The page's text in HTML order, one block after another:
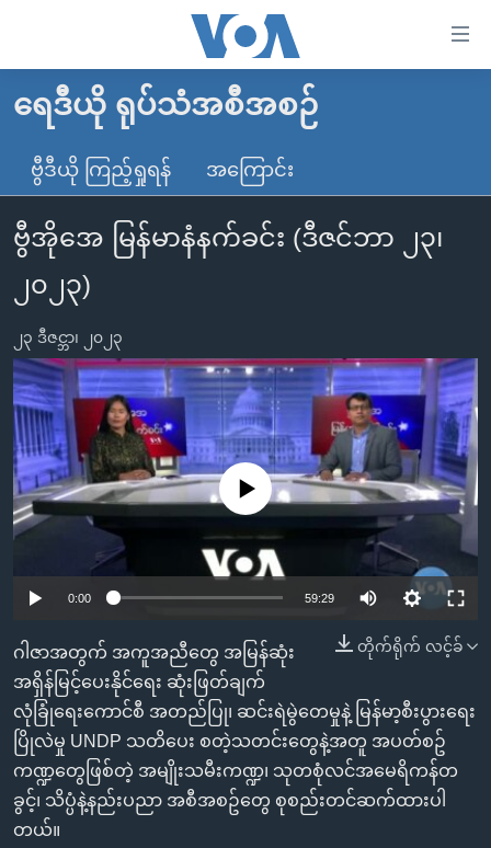
လွယ်ကူ
သည့်
Link
များ
ပင်မ
သို့
ကျော်
ကြည့်
ရန်
ပင်မ
အ
ညွန်း
ကြည့်
ရန်
ရှာဖွေ
ရန်
နေရာ
သို့
ကျော်
မူလစာမျက်နှာ
မြန်မာ
ကမ္ဘာ့သတင်းများ
နိုင်ငံတကာ
အမေရိကန်
အစ္စရေး-ပါလက်စတိုင်း
ဗွီဒီယို
သတင်းလွတ်လပ်ခွင့်
ရပ်ဝန်းတခု လမ်းတခု အလွန်
အင်္ဂလိပ်စာလေ့လာမယ်
အမေရိကန်သုံးအီဒီယံ
မကြေးမုံရဲ့ အင်္ဂလိပ်စာ
ရုပ်ရှင်ထဲက အင်္ဂလိပ်စာ
သုတပဒေသာ အင်္ဂလိပ်စာ
အပတ်စဉ်ကဏ္ဍများ
ရေဒီယို
တီဗွီ
ရေဒီယိုနှင့်ရုပ်သံ အချက်အလက်များ
ရေဒီယို/တီဗွီအစီအစဉ်
Learning English
ဗွီအိုအေ လူမှုကွန်ယက်များ
ဘာသာစကားများ
ရေဒီယို ရုပ်သံအစီအစဉ်
ဗွီဒီယို ကြည့်ရှုရန် အကြောင်း
ဗွီအိုအေ မြန်မာနံနက်ခင်း (ဒီဇင်ဘာ ၂၃၊
၂၀၂၃)
၂၃ ဒီဇင္ဘာ၊ ၂၀၂၃
No media source currently available
0:00 59:29
တိုက်ရိုက် လင့်ခ်
ဂါဇာအတွက် အကူအညီတွေ အမြန်ဆုံး
အရှိန်မြင့်ပေးနိုင်ရေး ဆုံးဖြတ်ချက်
လုံခြုံရေးကောင်စီ အတည်ပြု၊ ဆင်းရဲမွဲတေမှုနဲ့ မြန်မာ့စီးပွားရေး
ပြိုလဲမှု UNDP သတိပေး စတဲ့သတင်းတွေနဲ့အတူ အပတ်စဥ်
ကဏ္ဍတွေဖြစ်တဲ့ အမျိုးသမီးကဏ္ဍ၊ သုတစုံလင်အမေရိကန်တ
ခွင့်၊ သိပ္ပံနဲ့နည်းပညာ အစီအစဥ်တွေ စုစည်းတင်ဆက်ထားပါ
တယ်။